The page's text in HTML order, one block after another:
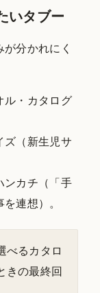
いタブー
分かれにく
ル・カタログ
ズ（新生児サ
ンカチ（「手
連想）。
べるカタロ
きの最終回